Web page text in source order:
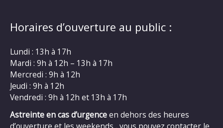
Horaires d’ouverture au public :
Lundi : 13h à 17h
Mardi : 9h à 12h – 13h à 17h
Mercredi : 9h à 12h
Jeudi : 9h à 12h
Vendredi : 9h à 12h et 13h à 17h
Astreinte en cas d’urgenceen dehors des heures